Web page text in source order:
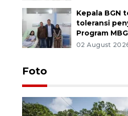
Kepala BGN
toleransi
Program MBG
02 August
Foto